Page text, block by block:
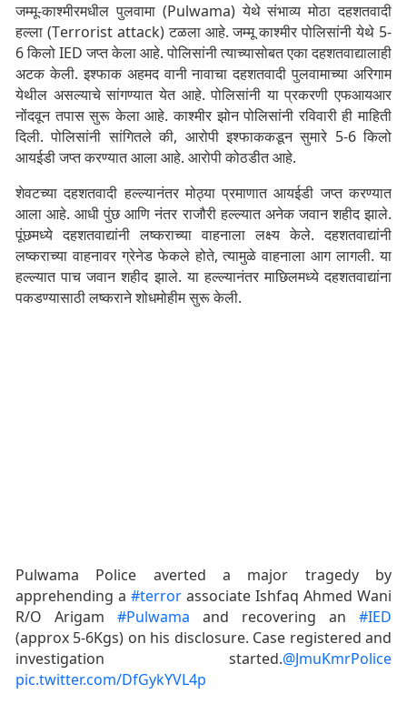
जम्मू-काश्मीरमधील पुलवामा (Pulwama) येथे संभाव्य मोठा दहशतवादी
हल्ला (Terrorist attack) टळला आहे. जम्मू काश्मीर पोलिसांनी येथे 5-
6 किलो IED जप्त केला आहे. पोलिसांनी त्याच्यासोबत एका दहशतवाद्यालाही
अटक केली. इश्फाक अहमद वानी नावाचा दहशतवादी पुलवामाच्या अरिगाम
येथील असल्याचे सांगण्यात येत आहे. पोलिसांनी या प्रकरणी एफआयआर
नोंदवून तपास सुरू केला आहे. काश्मीर झोन पोलिसांनी रविवारी ही माहिती
दिली. पोलिसांनी सांगितले की, आरोपी इश्फाककडून सुमारे 5-6 किलो
आयईडी जप्त करण्यात आला आहे. आरोपी कोठडीत आहे.
शेवटच्या दहशतवादी हल्ल्यानंतर मोठ्या प्रमाणात आयईडी जप्त करण्यात
आला आहे. आधी पुंछ आणि नंतर राजौरी हल्ल्यात अनेक जवान शहीद झाले.
पूंछमध्ये दहशतवाद्यांनी लष्कराच्या वाहनाला लक्ष्य केले. दहशतवाद्यांनी
लष्कराच्या वाहनावर ग्रेनेड फेकले होते, त्यामुळे वाहनाला आग लागली. या
हल्ल्यात पाच जवान शहीद झाले. या हल्ल्यानंतर माछिलमध्ये दहशतवाद्यांना
पकडण्यासाठी लष्कराने शोधमोहीम सुरू केली.
Pulwama Police averted a major tragedy by
apprehending a #terror associate Ishfaq Ahmed Wani
R/O Arigam #Pulwama and recovering an #IED
(approx 5-6Kgs) on his disclosure. Case registered and
investigation started.@JmuKmrPolice
pic.twitter.com/DfGykYVL4p